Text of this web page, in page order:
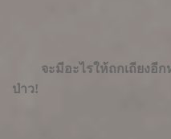
จะมีอะไรให้ถกเถียงอีกห
ป่าว!